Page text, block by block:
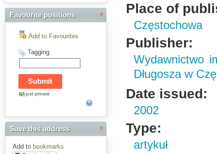
Favourite positions
Add to Favourites
Tagging
just private
Save this address
Add to bookmarks
Place of
Częstochowa
Publisher:
Wydawnictwo
Długosza w
Date issued:
2002
Type:
artykuł